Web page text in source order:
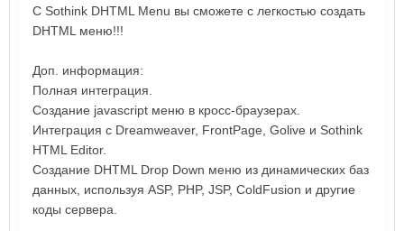
С Sothink DHTML Menu вы сможете с легкостью создать
DHTML меню!!!
Доп. информация:
Полная интеграция.
Создание jаvascript меню в кросс-браузерах.
Интеграция с Dreamweaver, FrontPage, Golive и Sothink
HTML Editor.
Создание DHTML Drop Down меню из динамических баз
данных, используя ASP, PHP, JSP, ColdFusion и другие
коды сервера.